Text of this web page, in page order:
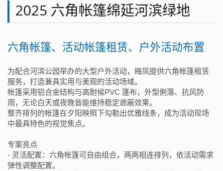
2025 六角帐篷绵延河滨绿地
六角帐篷、活动帐篷租赁、户外活动布置
为配合河滨公园举办的大型户外活动，梅凤提供六角帐篷租赁
服务，打造兼具实用与美观的活动场域。
帐篷采用铝合金结构与高耐候PVC 篷布，外型俐落、抗风防
雨，无论白天或夜晚皆能维持稳定遮蔽效果。
整齐排列的帐篷在夕阳映照下勾勒出优雅线条，成为活动现场
中最具特色的视觉焦点。
专案亮点
- 灵活配置：六角帐篷可自由组合，两两相连排列，依活动需求
弹性调整配置。